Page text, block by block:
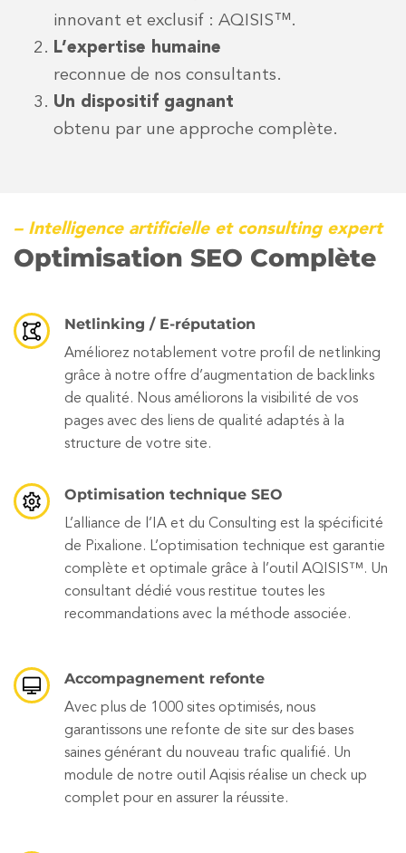
innovant et exclusif : AQISIS™.
L’expertise humaine
reconnue de nos consultants.
Un dispositif gagnant
obtenu par une approche complète.
– Intelligence artificielle et consulting expert
Optimisation SEO Complète
Netlinking / E-réputation
Améliorez notablement votre profil de netlinking
grâce à notre offre d’augmentation de backlinks
de qualité. Nous améliorons la visibilité de vos
pages avec des liens de qualité adaptés à la
structure de votre site.
Optimisation technique SEO
L’alliance de l’IA et du Consulting est la spécificité
de Pixalione. L’optimisation technique est garantie
complète et optimale grâce à l’outil AQISIS™. Un
consultant dédié vous restitue toutes les
recommandations avec la méthode associée.
Accompagnement refonte
Avec plus de 1000 sites optimisés, nous
garantissons une refonte de site sur des bases
saines générant du nouveau trafic qualifié. Un
module de notre outil Aqisis réalise un check up
complet pour en assurer la réussite.